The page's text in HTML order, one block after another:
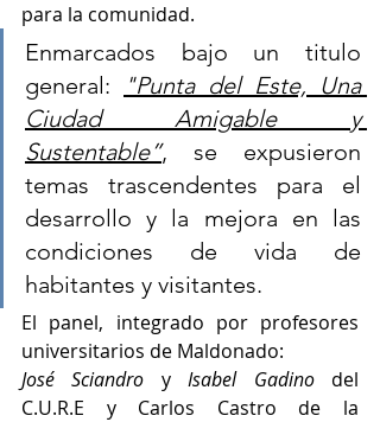
para la comunidad.
Enmarcados bajo un titulo
general:
"Punta del Este, Una
Ciudad Amigable y
Sustentable”, se expusieron
temas trascendentes para el
desarrollo y la mejora en las
condiciones de vida de
habitantes y visitantes.
El panel, integrado por profesores
universitarios de Maldonado:
José Sciandro y Isabel Gadino del
C.U.R.E y Carlos Castro de la